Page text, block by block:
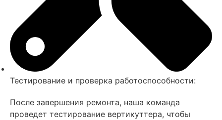
Тестирование и проверка работоспособности:
После завершения ремонта, наша команда
проведет тестирование вертикуттера, чтобы